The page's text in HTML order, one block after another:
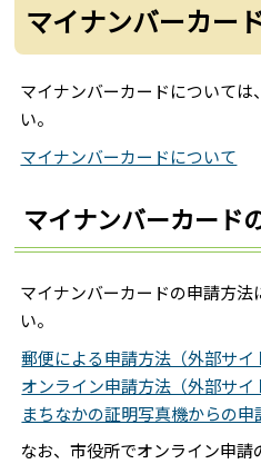
マイナンバーカー
マイナンバーカードについて
い。
マイナンバーカードについて
マイナンバーカード
マイナンバーカードの申請方
い。
郵便による申請方法（外部サイ
オンライン申請方法（外部サイ
まちなかの証明写真機からの申
なお、市役所でオンライン申請